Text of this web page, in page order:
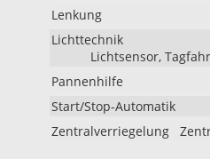
Lenkung
Lichttechnik
Lichtsensor,
Pannenhilfe
Start/Stop-Automatik
Zentralverriegelung